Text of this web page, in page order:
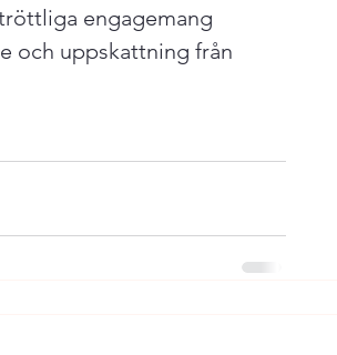
engagemang
och uppskattning från